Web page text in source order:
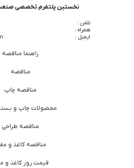
نخستین پلتفرم تخصصی
تلفن :
همراه :
ایمیل :
راهنما مناقصه
مناقصه
مناقصه چاپ
محصولات چاپ و
مناقصه طراحی
مناقصه کاغذ و
قیمت روز کاغذ و